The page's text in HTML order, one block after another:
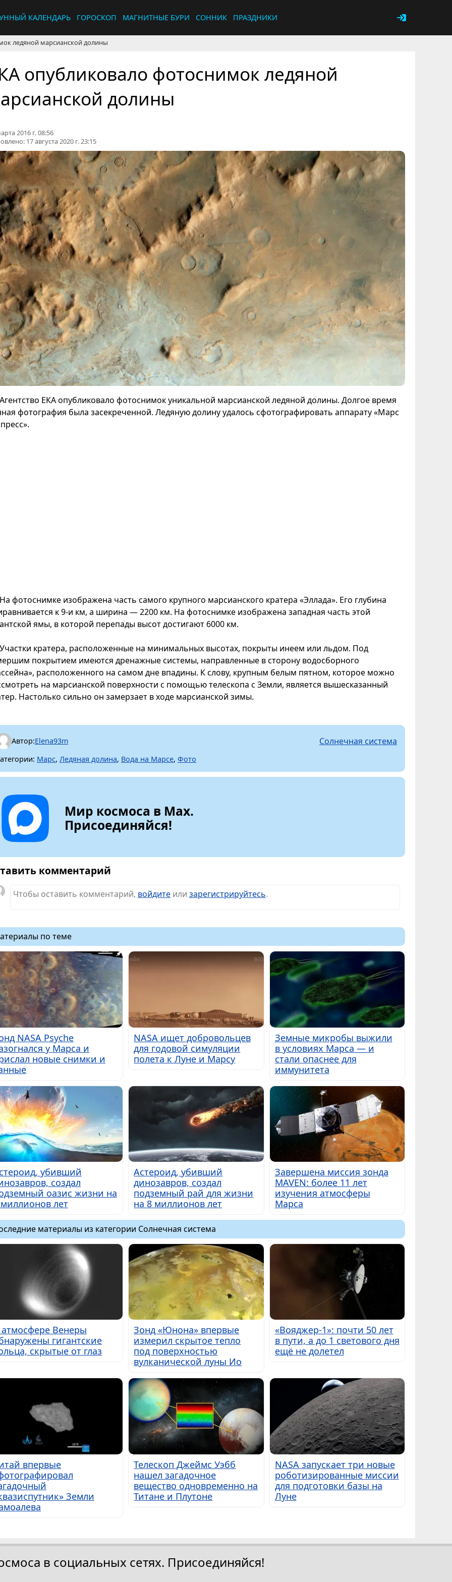
КАЛЕНДАРЬ ГОРОСКОП МАГНИТНЫЕ БУРИ СОННИК ПРАЗДНИКИ
ледяной марсианской долины
опубликовало фотоснимок ледяной
долины
2016 г. 08:56
17 августа 2020 г. 23:15
Агентство ЕКА опубликовало фотоснимок уникальной марсианской ледяной долины. Долгое время
фотография была засекреченной. Ледяную долину удалось сфотографировать аппарату «Марс
На фотоснимке изображена часть самого крупного марсианского кратера «Эллада». Его глубина
к 9-и км, а ширина — 2200 км. На фотоснимке изображена западная часть этой
ямы, в которой перепады высот достигают 6000 км.
Участки кратера, расположенные на минимальных высотах, покрыты инеем или льдом. Под
покрытием имеются дренажные системы, направленные в сторону водосборного
расположенного на самом дне впадины. К слову, крупным белым пятном, которое можно
на марсианской поверхности с помощью телескопа с Земли, является вышесказанный
Настолько сильно он замерзает в ходе марсианской зимы.
Автор:Elena93m Солнечная система
Марс, Ледяная долина, Вода на Марсе, Фото
Мир космоса в Max.
Присоединяйся!
комментарий
Чтобы оставить комментарий, войдите или зарегистрируйтесь.
по теме
NASA Psyche
у Марса и
новые снимки и
NASA ищет добровольцев
для годовой симуляции
полета к Луне и Марсу
Земные микробы выжили
в условиях Марса — и
стали опаснее для
иммунитета
убивший
создал
оазис жизни на
лет
Астероид, убивший
динозавров, создал
подземный рай для жизни
на 8 миллионов лет
Завершена миссия зонда
MAVEN: более 11 лет
изучения атмосферы
Марса
материалы из категории Солнечная система
Венеры
гигантские
скрытые от глаз
Зонд «Юнона» впервые
измерил скрытое тепло
под поверхностью
вулканической луны Ио
«Вояджер-1»: почти 50 лет
в пути, а до 1 светового дня
ещё не долетел
впервые
Земли
Телескоп Джеймс Уэбб
нашел загадочное
вещество одновременно на
Титане и Плутоне
NASA запускает три новые
роботизированные миссии
для подготовки базы на
Луне
в социальных сетях. Присоединяйся!